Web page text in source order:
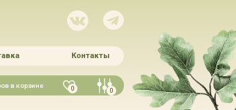
Контакты
в корзине 0 0